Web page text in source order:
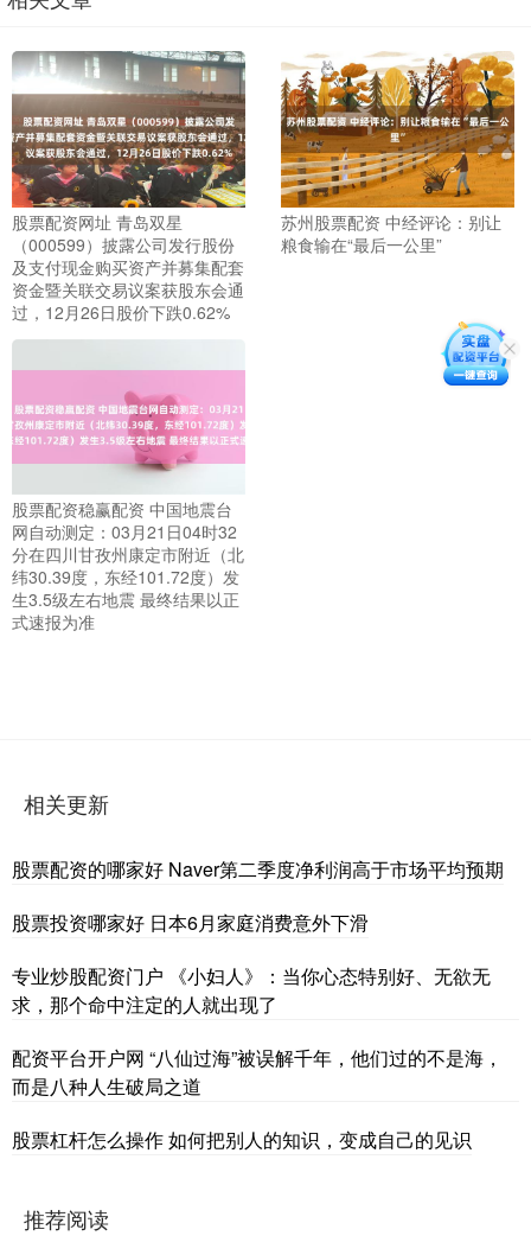
股票配资网址 青岛双星
（000599）披露公司发行股份
及支付现金购买资产并募集配套
资金暨关联交易议案获股东会通
过，12月26日股价下跌0.62%
苏州股票配资 中经评论：别让
粮食输在“最后一公里”
股票配资稳赢配资 中国地震台
网自动测定：03月21日04时32
分在四川甘孜州康定市附近（北
纬30.39度，东经101.72度）发
生3.5级左右地震 最终结果以正
式速报为准
相关更新
股票配资的哪家好 Naver第二季度净利润高于市场平均预期
股票投资哪家好 日本6月家庭消费意外下滑
专业炒股配资门户 《小妇人》：当你心态特别好、无欲无
求，那个命中注定的人就出现了
配资平台开户网 “八仙过海”被误解千年，他们过的不是海，
而是八种人生破局之道
股票杠杆怎么操作 如何把别人的知识，变成自己的见识
推荐阅读